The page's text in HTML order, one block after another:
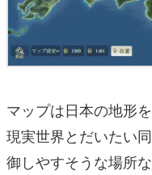
マップは日本の地形
現実世界とだいたい
御しやすそうな場所